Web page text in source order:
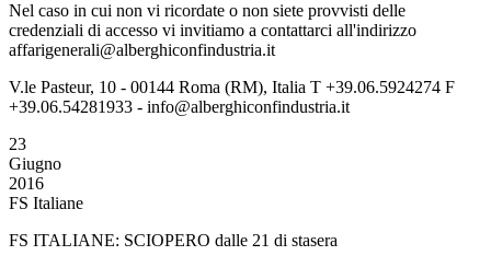
Nel caso in cui non vi ricordate o non siete provvisti delle
credenziali di accesso vi invitiamo a contattarci all'indirizzo
affarigenerali@alberghiconfindustria.it
V.le Pasteur, 10 - 00144 Roma (RM), Italia T +39.06.5924274 F
+39.06.54281933 - info@alberghiconfindustria.it
23
Giugno
2016
FS Italiane
FS ITALIANE: SCIOPERO dalle 21 di stasera